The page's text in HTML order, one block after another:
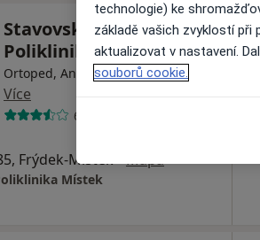
Stavovská s.r.o.,
Poliklinika Místek
Ortoped, Anesteziolog, Chirurg
Více
64 názorů
Frýdek-Místek•Mapa
Místek
technologie) ke
základě vašich zvyklostí
aktualizovat v nastavení.
souborů cookie.